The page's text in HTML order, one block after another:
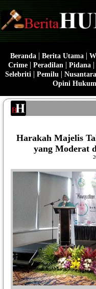
Beranda| Berita Utama|
Crime | Peradilan | Pidana |
Selebriti | Pemilu | Nusantara
Opini Hukum
Harakah Majelis
yang Moderat